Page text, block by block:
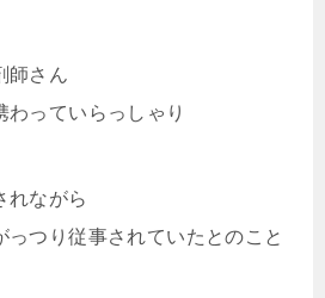
師さん
わっていらっしゃり
れながら
っつり従事されていたとのこと